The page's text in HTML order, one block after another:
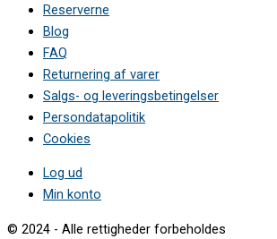
Reserverne
Blog
FAQ
Returnering af varer
Salgs- og leveringsbetingelser
Persondatapolitik
Cookies
Log ud
Min konto
© 2024 - Alle rettigheder forbeholdes